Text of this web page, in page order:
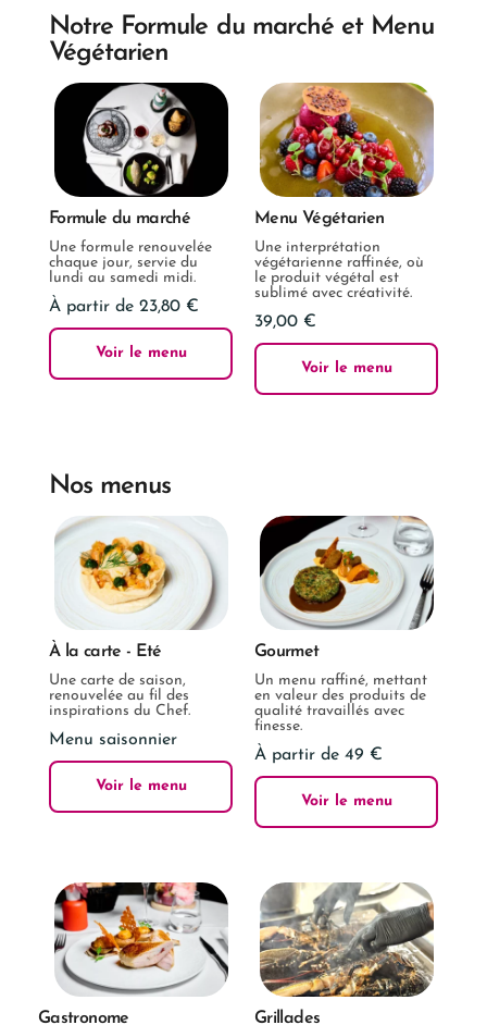
Notre Formule du marché et Menu
Végétarien
Formule du marché
Une formule renouvelée
chaque jour, servie du
lundi au samedi midi.
À partir de 23,80 €
Voir le menu
Menu Végétarien
Une interprétation
végétarienne raffinée, où
le produit végétal est
sublimé avec créativité.
39,00 €
Voir le menu
Nos menus
À la carte - Eté
Une carte de saison,
renouvelée au fil des
inspirations du Chef.
Menu saisonnier
Voir le menu
Gourmet
Un menu raffiné, mettant
en valeur des produits de
qualité travaillés avec
finesse.
À partir de 49 €
Voir le menu
Gastronome Grillades